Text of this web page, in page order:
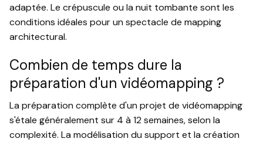
adaptée. Le crépuscule ou la nuit tombante sont les
conditions idéales pour un spectacle de mapping
architectural.
Combien de temps dure la
préparation d'un vidéomapping ?
La préparation complète d'un projet de vidéomapping
s'étale généralement sur 4 à 12 semaines, selon la
complexité. La modélisation du support et la création